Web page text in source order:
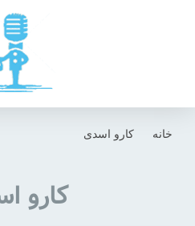
خانه کارو اسدی
کارو